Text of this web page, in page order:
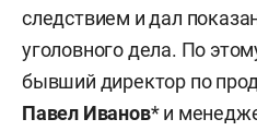
следствием и дал
уголовного дела. По
бывший директор по
Павел Иванов* и